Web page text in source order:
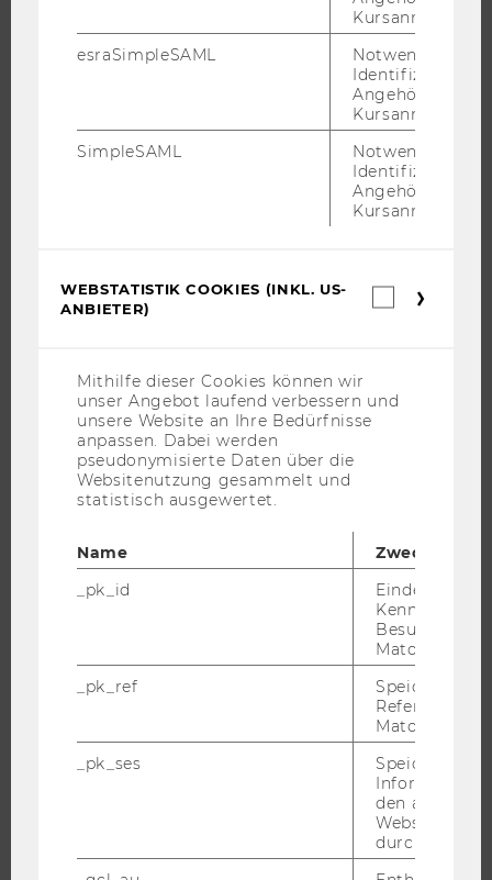
STUDIUM
INTERNATIONALE UND INCOMING EXCHANGE STUDIERENDE
FORSCHUNG
FORSCHUNGSPORTAL
IMPACT DER FORSCHUNG
Kursanmeldung.
esraSimpleSAML
Notwendig zur
Identifizierung
Angehörige/r für
Kursanmeldung.
SimpleSAML
Notwendig zur
Identifizierung
Angehörige/r für
Kursanmeldung.
WEBSTATISTIK COOKIES (INKL. US-
ANBIETER)
Mithilfe dieser Cookies können wir
unser Angebot laufend verbessern und
unsere Website an Ihre Bedürfnisse
anpassen. Dabei werden
pseudonymisierte Daten über die
Websitenutzung gesammelt und
statistisch ausgewertet.
Name
Zweck
_pk_id
Eindeutige
Besuchers
Matomo.
_pk_ref
Speicherung
Referrers
Matomo.
_pk_ses
Speicherung
den aktuellen
durch